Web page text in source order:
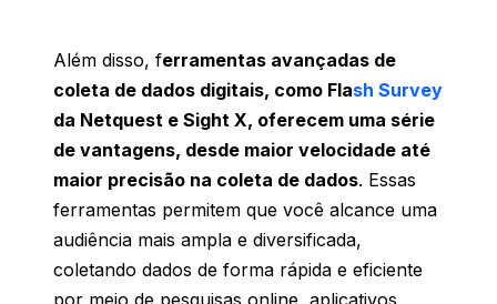
Além disso, ferramentas avançadas de
coleta de dados digitais, como Flash Survey
da Netquest e Sight X, oferecem uma série
de vantagens, desde maior velocidade até
maior precisão na coleta de dados. Essas
ferramentas permitem que você alcance uma
audiência mais ampla e diversificada,
coletando dados de forma rápida e eficiente